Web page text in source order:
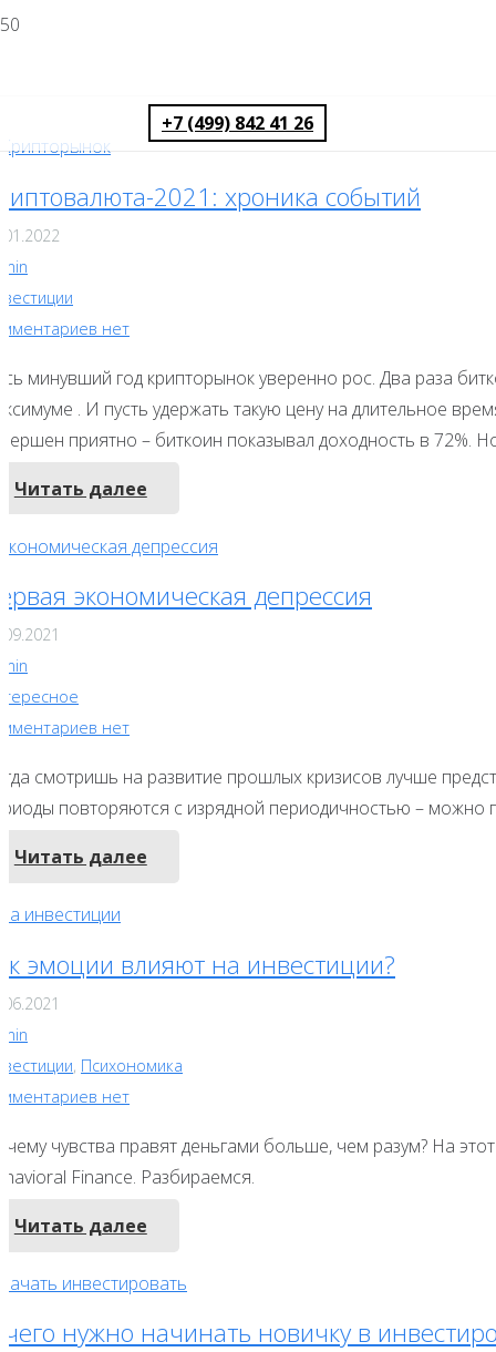
+7 (499) 842 41 26
2021: хроника событий
нет
минувший год крипторынок уверенно рос. Два раза
. И пусть удержать такую цену на длительное
приятно – биткоин показывал доходность в 72%.
Читать далее
экономическая депрессия
нет
смотришь на развитие прошлых кризисов лучше
повторяются с изрядной периодичностью – можно
Читать далее
эмоции влияют на инвестиции?
, Психономика
нет
чувства правят деньгами больше, чем разум? На
Finance. Разбираемся.
Читать далее
нужно начинать новичку в